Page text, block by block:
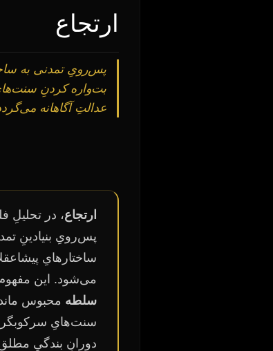
ارتجاع
پس‌رویِ تمدنی به
بت‌واره کردنِ
عدالتِ آگاهانه
ارتجاع، در تحلیلِ
پس‌رویِ بنیادینِ
ساختارهایِ
می‌شود. این
سلطه محبوس
سنت‌هایِ سرکوبگر،
دورانِ بندگیِ